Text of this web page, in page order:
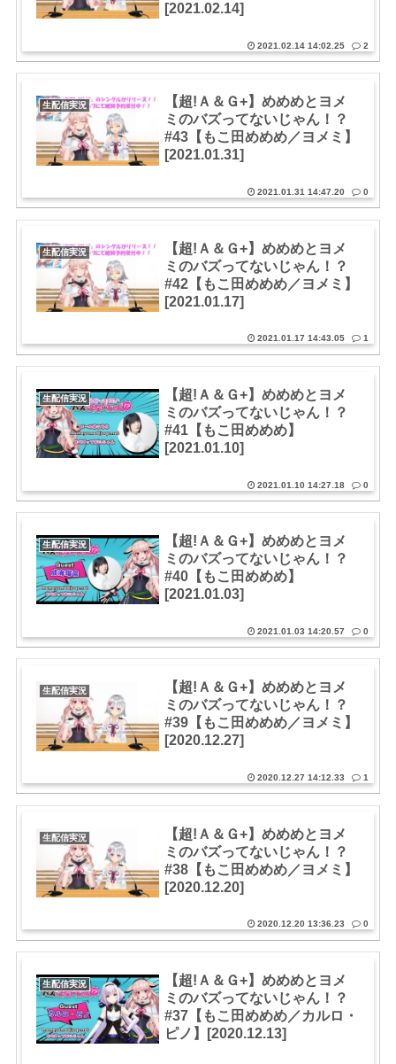
[2021.02.14]
2021.02.14 14:02.25 2
生配信実況
【超!Ａ＆Ｇ+】めめめとヨメ
ミのバズってないじゃん！？
#43【もこ田めめめ／ヨメミ】
[2021.01.31]
2021.01.31 14:47.20 0
生配信実況
【超!Ａ＆Ｇ+】めめめとヨメ
ミのバズってないじゃん！？
#42【もこ田めめめ／ヨメミ】
[2021.01.17]
2021.01.17 14:43.05 1
生配信実況
【超!Ａ＆Ｇ+】めめめとヨメ
ミのバズってないじゃん！？
#41【もこ田めめめ】
[2021.01.10]
2021.01.10 14:27.18 0
生配信実況
【超!Ａ＆Ｇ+】めめめとヨメ
ミのバズってないじゃん！？
#40【もこ田めめめ】
[2021.01.03]
2021.01.03 14:20.57 0
生配信実況
【超!Ａ＆Ｇ+】めめめとヨメ
ミのバズってないじゃん！？
#39【もこ田めめめ／ヨメミ】
[2020.12.27]
2020.12.27 14:12.33 1
生配信実況
【超!Ａ＆Ｇ+】めめめとヨメ
ミのバズってないじゃん！？
#38【もこ田めめめ／ヨメミ】
[2020.12.20]
2020.12.20 13:36.23 0
生配信実況
【超!Ａ＆Ｇ+】めめめとヨメ
ミのバズってないじゃん！？
#37【もこ田めめめ／カルロ・
ピノ】[2020.12.13]